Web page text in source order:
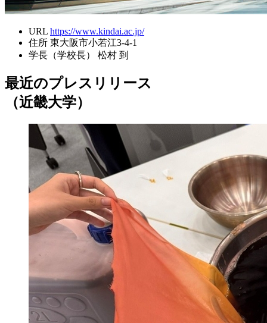
URL https://www.kindai.ac.jp/
住所 東大阪市小若江3-4-1
学長（学校長）
松村 到
最近のプレスリリース
（近畿大学）